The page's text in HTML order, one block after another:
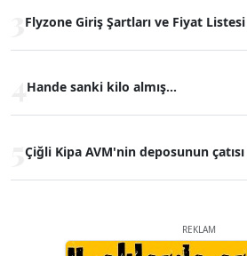
Flyzone Giriş Şartları ve Fiyat Listesi
Hande sanki kilo almış...
Çiğli Kipa AVM'nin deposunun
REKLAM